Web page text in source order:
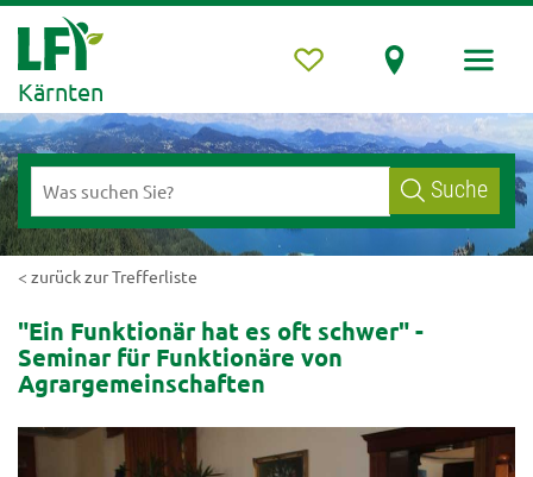
Kärnten
Suche
< zurück zur Trefferliste
"Ein Funktionär hat es oft schwer" -
Seminar für Funktionäre von
Agrargemeinschaften